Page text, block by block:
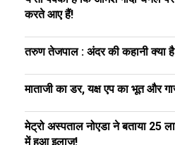
करते आए हैं!
तरुण तेजपाल : अंदर की कहानी क्या
माताजी का डर, यक्ष एप का भूत और
मेट्रो अस्पताल नोएडा ने बताया 25
में हुआ इलाज!